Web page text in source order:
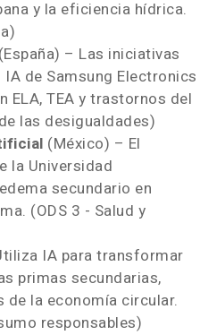
y la eficiencia hídrica.
(España) – Las iniciativas
de Samsung Electronics
ELA, TEA y trastornos del
las desigualdades)
(México) – El
la Universidad
secundario en
(ODS 3 - Salud y
IA para transformar
primas secundarias,
la economía circular.
responsables)